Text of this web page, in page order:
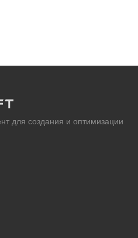
для создания и оптимизации